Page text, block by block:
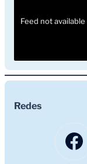
Feed not available
Redes